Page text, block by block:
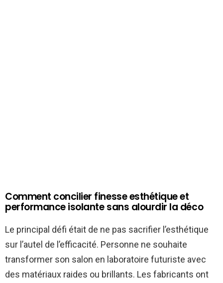
Comment concilier finesse esthétique et
performance isolante sans alourdir la déco
Le principal défi était de ne pas sacrifier l’esthétique
sur l’autel de l’efficacité. Personne ne souhaite
transformer son salon en laboratoire futuriste avec
des matériaux raides ou brillants. Les fabricants ont